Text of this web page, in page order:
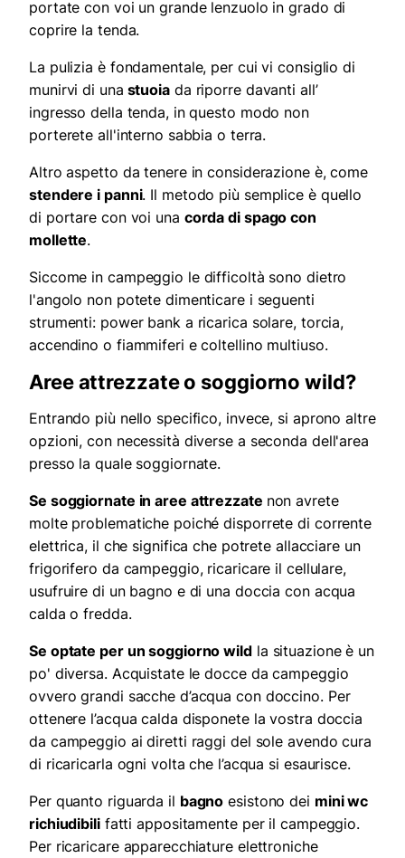
portate con voi un grande lenzuolo in grado di
coprire la tenda.
La pulizia è fondamentale, per cui vi consiglio di
munirvi di una stuoiada riporre davanti all’
ingresso della tenda, in questo modo non
porterete all'interno sabbia o terra.
Altro aspetto da tenere in considerazione è, come
stendere i panni. Il metodo più semplice è quello
di portare con voi una corda di spago con
mollette.
Siccome in campeggio le difficoltà sono dietro
l'angolo non potete dimenticare i seguenti
strumenti: power bank a ricarica solare, torcia,
accendino o fiammiferi e coltellino multiuso.
Aree attrezzate o soggiorno wild?
Entrando più nello specifico, invece, si aprono altre
opzioni, con necessità diverse a seconda dell'area
presso la quale soggiornate.
Se soggiornate in aree attrezzate non avrete
molte problematiche poiché disporrete di corrente
elettrica, il che significa che potrete allacciare un
frigorifero da campeggio, ricaricare il cellulare,
usufruire di un bagno e di una doccia con acqua
calda o fredda.
Se optate per un soggiorno wildla situazione è un
po' diversa. Acquistate le docce da campeggio
ovvero grandi sacche d’acqua con doccino. Per
ottenere l’acqua calda disponete la vostra doccia
da campeggio ai diretti raggi del sole avendo cura
di ricaricarla ogni volta che l’acqua si esaurisce.
Per quanto riguarda il bagno esistono dei mini wc
richiudibilifatti appositamente per il campeggio.
Per ricaricare apparecchiature elettroniche